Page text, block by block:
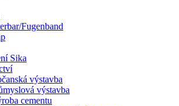
Fugenband
Sika
výstavba
výstavba
cementu